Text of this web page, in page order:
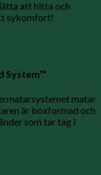
att hitta och
sykomfort!
System™
matar
är boxformad och
som tar tag i